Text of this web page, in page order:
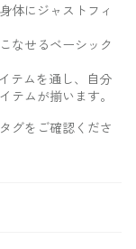
体にジャストフィ
なせるベーシック
テムを通し、自分
テムが揃います。
グをご確認くださ